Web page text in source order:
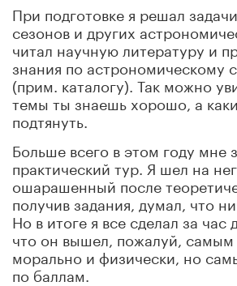
При подготовке я решал
сезонов и других
читал научную литературу и
знания по астрономическому
(прим. каталогу). Так можно
темы ты знаешь хорошо, а
подтянуть.
Больше всего в этом году мне
практический тур. Я шел на
ошарашенный после
получив задания, думал, что
Но в итоге я все сделал за час
что он вышел, пожалуй,
морально и физически, но
по баллам.